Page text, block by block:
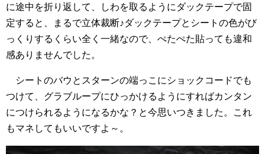
に途中を折り返して、しわを取るようにダックテープで固
定すると、まるで立体裁断♪ダックテープとシートの色がび
っくりするくらい全く一緒なので、ぺたぺた貼っても違和
感ありませんでした。
シートのバウとスターンの端っこにショックコードでも
つけて、グラブループにひっかけるようにすればカンタン
につけられるようになるかな？と今思いつきました。これ
もマネしてもいいですよ～。